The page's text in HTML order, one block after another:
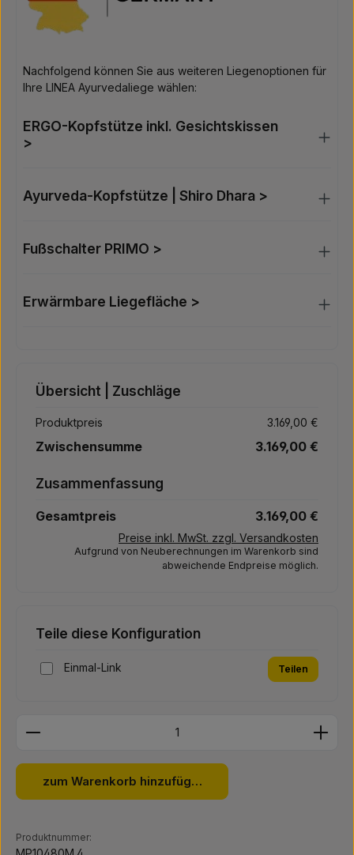
Nachfolgend können Sie aus weiteren Liegenoptionen für
Ihre LINEA Ayurvedaliege wählen:
ERGO-Kopfstütze inkl. Gesichtskissen
>
Ayurveda-Kopfstütze | Shiro Dhara >
Fußschalter PRIMO >
Erwärmbare Liegefläche >
Übersicht | Zuschläge
Produktpreis 3.169,00 €
Zwischensumme 3.169,00 €
Zusammenfassung
Gesamtpreis 3.169,00 €
Preise inkl. MwSt. zzgl. Versandkosten
Aufgrund von Neuberechnungen im Warenkorb sind
abweichende Endpreise möglich.
Teile diese Konfiguration
Einmal-Link Teilen
Produkt Anzahl: Gib den gewünschten Wert ein
zum Warenkorb hinzufügen
Produktnummer: